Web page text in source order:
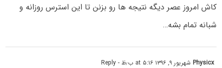
کاش امروز عصر دیگه نتیجه ها رو بزنن تا این استرس روزانه و
شبانه تمام بشه…
Physicxشهریور ۹, ۱۳۹۶ at ۵:۱۶ ب٫ظ - Reply